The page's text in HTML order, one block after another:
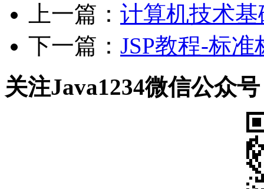
上一篇： 计算机技术基
下一篇： JSP教程-标准
关注Java1234微信公众号